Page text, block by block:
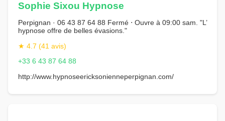
Sophie Sixou Hypnose
Perpignan · 06 43 87 64 88 Fermé ⋅ Ouvre à 09:00 sam. "L’
hypnose offre de belles évasions."
★ 4.7 (41 avis)
+33 6 43 87 64 88
http://www.hypnoseericksonienneperpignan.com/